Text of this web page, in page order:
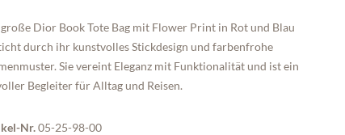
Dior Book Tote Bag mit Flower Print in Rot und Blau
durch ihr kunstvolles Stickdesign und farbenfrohe
Sie vereint Eleganz mit Funktionalität und ist ein
Begleiter für Alltag und Reisen.
Nr.05-25-98-00